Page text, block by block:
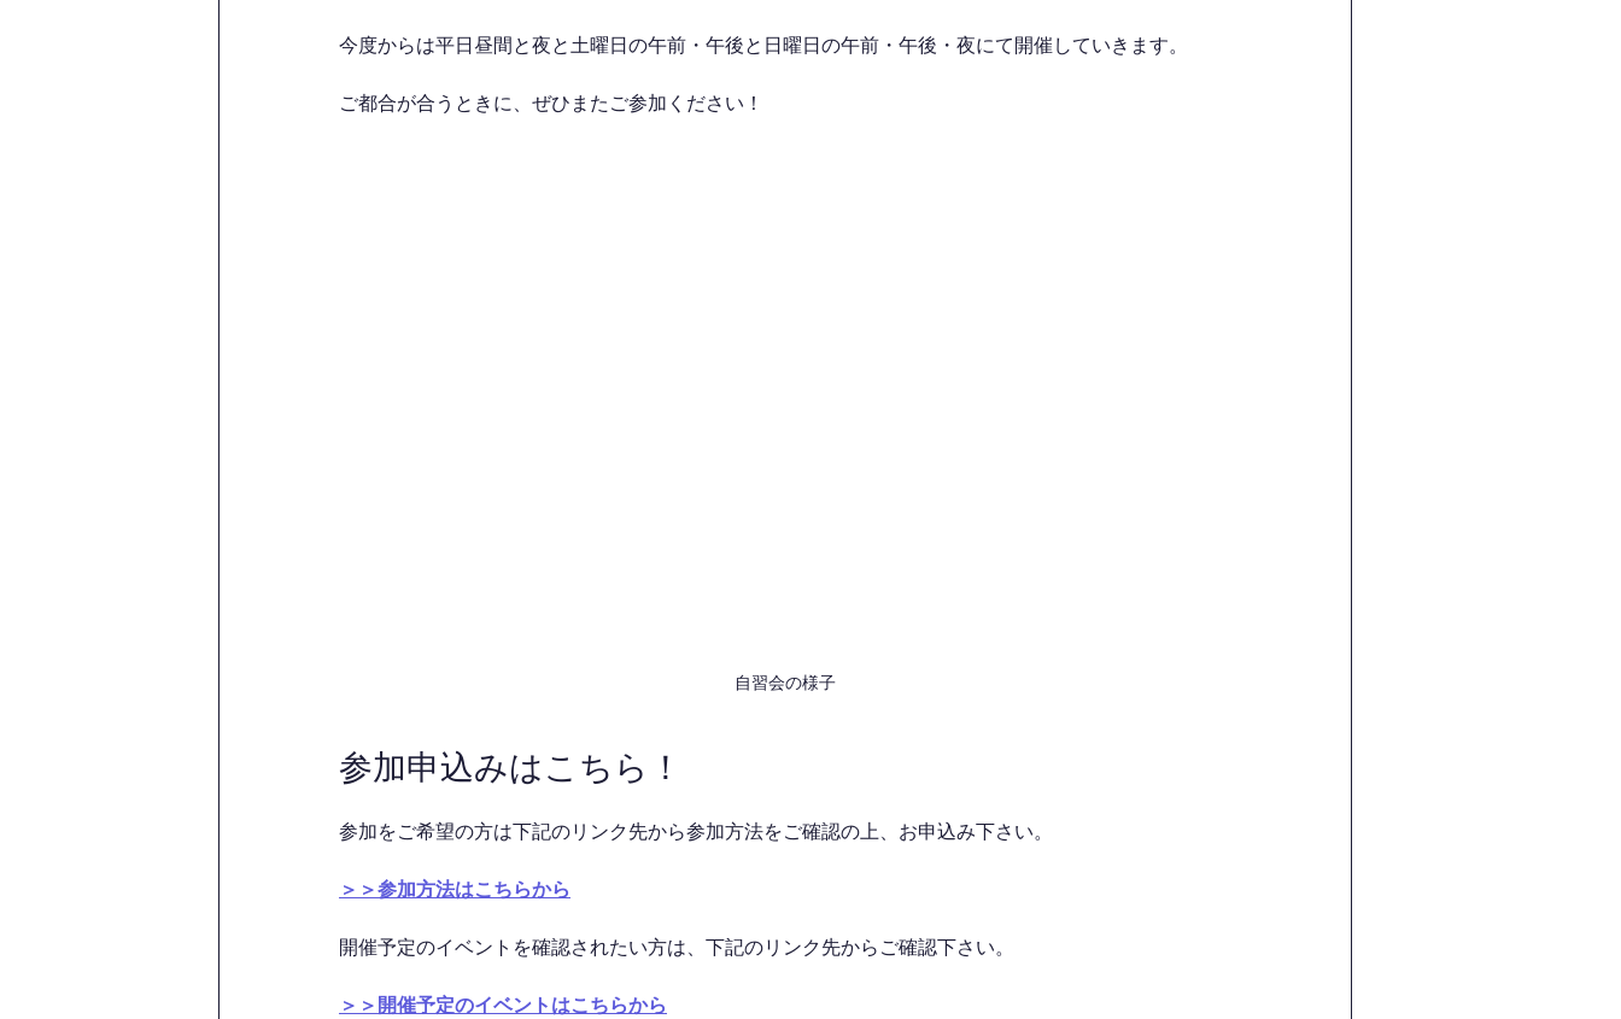
今度からは平日昼間と夜と土曜日の午前・午後と日曜日の午前・午後・夜にて開催していきます。
ご都合が合うときに、ぜひまたご参加ください！
自習会の様子
参加申込みはこちら！
参加をご希望の方は下記のリンク先から参加方法をご確認の上、お申込み下さい。
＞＞参加方法はこちらから
開催予定のイベントを確認されたい方は、下記のリンク先からご確認下さい。
＞＞開催予定のイベントはこちらから